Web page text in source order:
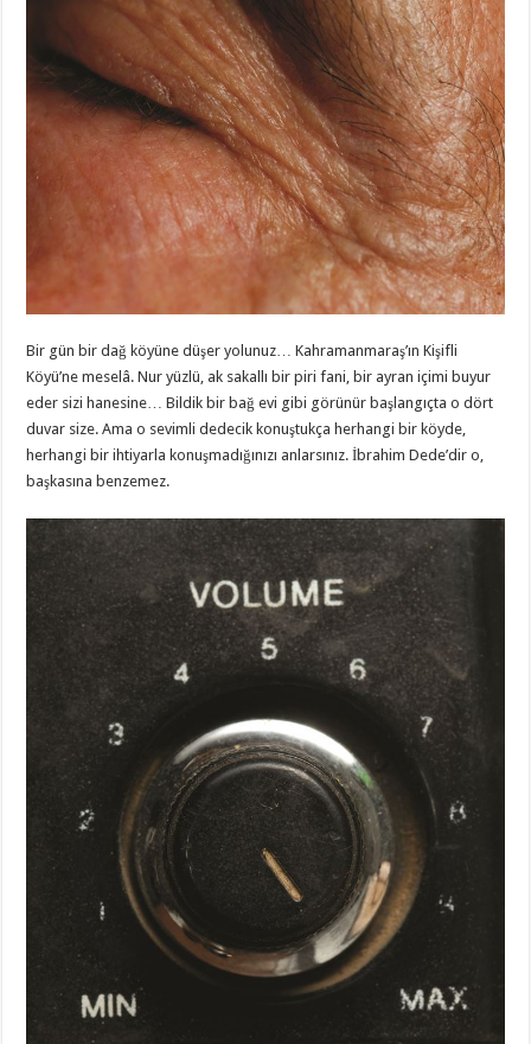
Bir gün bir dağ köyüne düşer yolunuz… Kahramanmaraş’ın Kişifli
Köyü’ne meselâ. Nur yüzlü, ak sakallı bir piri fani, bir ayran içimi buyur
eder sizi hanesine… Bildik bir bağ evi gibi görünür başlangıçta o dört
duvar size. Ama o sevimli dedecik konuştukça herhangi bir köyde,
herhangi bir ihtiyarla konuşmadığınızı anlarsınız. İbrahim Dede’dir o,
başkasına benzemez.